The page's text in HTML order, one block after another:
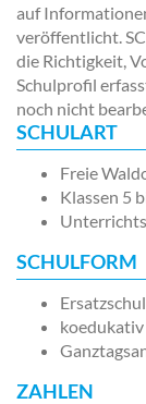
auf
veröffentlicht.
die Richtigkeit,
Schulprofil
noch nicht
SCHULART
Freie
Klassen 5
SCHULFORM
koedukativ
ZAHLEN